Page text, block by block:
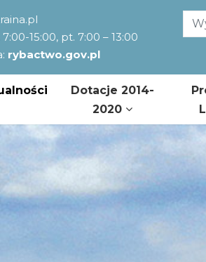
15:00, pt. 7:00 – 13:00
rybactwo.gov.pl
Dotacje 2014-
2020